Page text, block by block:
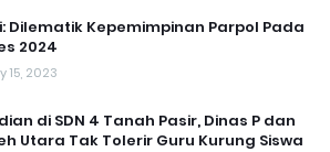
Dilematik Kepemimpinan Parpol Pada
2024
15, 2023
di SDN 4 Tanah Pasir, Dinas P dan
Utara Tak Tolerir Guru Kurung Siswa